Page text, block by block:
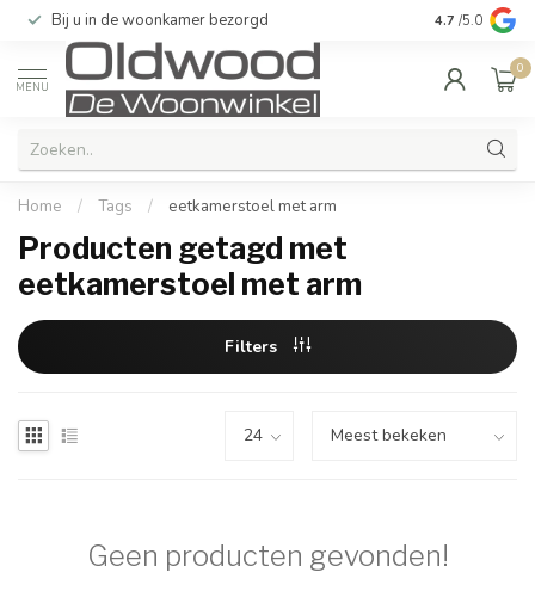
Bij u in de woonkamer bezorgd Kwaliteit &
4.7 /5.0
MENU
0
Home / Tags / eetkamerstoel met arm
Producten getagd met
eetkamerstoel met arm
Filters
Geen producten gevonden!